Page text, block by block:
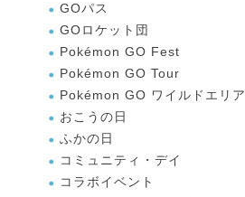
GOパス
GOロケット団
Pokémon GO Fest
Pokémon GO Tour
Pokémon GO ワイルドエリア
おこうの日
ふかの日
コミュニティ・デイ
コラボイベント